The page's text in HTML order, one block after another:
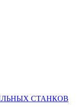
СТАНКОВ